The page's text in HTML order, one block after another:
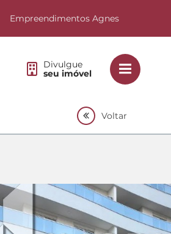
Empreendimentos Agnes
Divulgue
seu imóvel
Voltar